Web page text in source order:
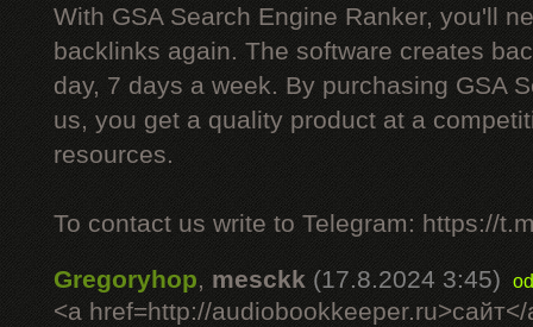
With GSA Search Engine Ranker, you'll
backlinks again. The software creates
day, 7 days a week. By purchasing GSA
us, you get a quality product at a
resources.
To contact us write to Telegram: https://
Gregoryhop,mesckk (17.8.2024 3:45)
<a href=http://audiobookkeeper.ru>сайт</